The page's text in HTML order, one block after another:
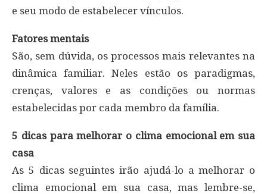
e seu modo de estabelecer vínculos.
Fatores mentais
São, sem dúvida, os processos mais relevantes na
dinâmica familiar. Neles estão os paradigmas,
crenças, valores e as condições ou normas
estabelecidas por cada membro da família.
5 dicas para melhorar o clima emocional em sua
casa
As 5 dicas seguintes irão ajudá-lo a melhorar o
clima emocional em sua casa, mas lembre-se,